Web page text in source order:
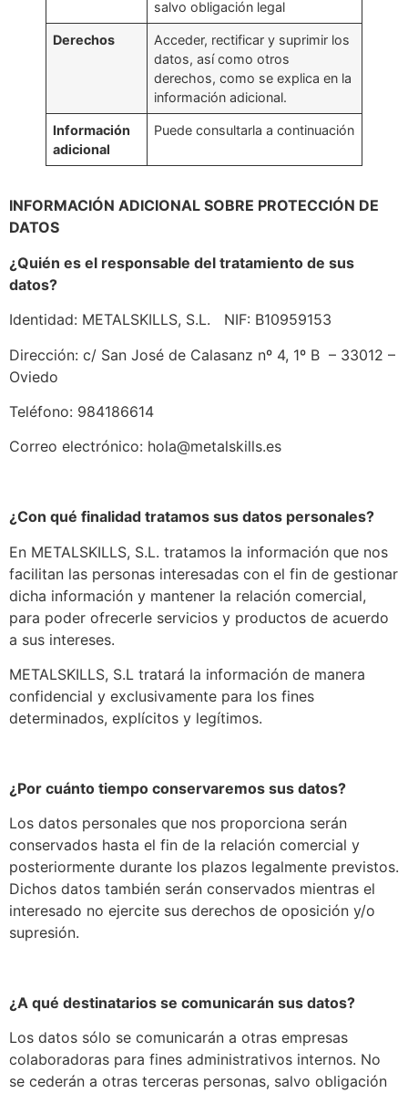
salvo obligación legal
Derechos
Acceder, rectificar y suprimir los
datos, así como otros
derechos, como se explica en la
información adicional.
Información
adicional
Puede consultarla a continuación
INFORMACIÓN ADICIONAL SOBRE PROTECCIÓN DE
DATOS
¿Quién es el responsable del tratamiento de sus
datos?
Identidad: METALSKILLS, S.L. NIF: B10959153
Dirección: c/ San José de Calasanz nº 4, 1º B – 33012 –
Oviedo
Teléfono: 984186614
Correo electrónico: hola@metalskills.es
¿Con qué finalidad tratamos sus datos personales?
En METALSKILLS, S.L. tratamos la información que nos
facilitan las personas interesadas con el fin de gestionar
dicha información y mantener la relación comercial,
para poder ofrecerle servicios y productos de acuerdo
a sus intereses.
METALSKILLS, S.L tratará la información de manera
confidencial y exclusivamente para los fines
determinados, explícitos y legítimos.
¿Por cuánto tiempo conservaremos sus datos?
Los datos personales que nos proporciona serán
conservados hasta el fin de la relación comercial y
posteriormente durante los plazos legalmente previstos.
Dichos datos también serán conservados mientras el
interesado no ejercite sus derechos de oposición y/o
supresión.
¿A qué destinatarios se comunicarán sus datos?
Los datos sólo se comunicarán a otras empresas
colaboradoras para fines administrativos internos. No
se cederán a otras terceras personas, salvo obligación